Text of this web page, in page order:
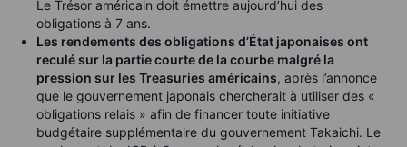
Le Trésor américain doit émettre aujourd’hui des
obligations à 7 ans.
Les rendements des obligations d’État japonaises ont
reculé sur la partie courte de la courbe malgré la
pression sur les Treasuries américains, après l’annonce
que le gouvernement japonais chercherait à utiliser des «
obligations relais » afin de financer toute initiative
budgétaire supplémentaire du gouvernement Takaichi. Le